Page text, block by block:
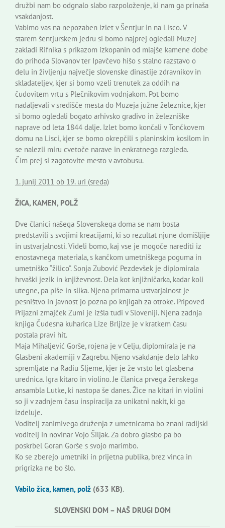
družbi nam bo odgnalo slabo razpoloženje, ki nam ga prinaša
vsakdanjost.
Vabimo vas na nepozaben izlet v Šentjur in na Lisco. V
starem šentjurskem jedru si bomo najprej ogledali Muzej
zakladi Rifnika s prikazom izkopanin od mlajše kamene dobe
do prihoda Slovanov ter Ipavčevo hišo s stalno razstavo o
delu in življenju največje slovenske dinastije zdravnikov in
skladateljev, kjer si bomo vzeli trenutek za oddih na
čudovitem vrtu s Plečnikovim vodnjakom. Pot bomo
nadaljevali v središče mesta do Muzeja južne železnice, kjer
si bomo ogledali bogato arhivsko gradivo in železniške
naprave od leta 1844 dalje. Izlet bomo končali v Tončkovem
domu na Lisci, kjer se bomo okrepčili s planinskim kosilom in
se nalezli miru cvetoče narave in enkratnega razgleda.
Čim prej si zagotovite mesto v avtobusu.
1. junij 2011 ob 19. uri (sreda)
ŽICA, KAMEN, POLŽ
Dve članici našega Slovenskega doma se nam bosta
predstavili s svojimi kreacijami, ki so rezultat njune domišljije
in ustvarjalnosti. Videli bomo, kaj vse je mogoče narediti iz
enostavnega materiala, s kančkom umetniškega poguma in
umetniško “žilico”. Sonja Zubović Pezdevšek je diplomirala
hrvaški jezik in književnost. Dela kot knjižničarka, kadar koli
utegne, pa piše in slika. Njena primarna ustvarjalnost je
pesništvo in javnost jo pozna po knjigah za otroke. Pripoved
Prijazni zmajček Zumi je izšla tudi v Sloveniji. Njena zadnja
knjiga Čudesna kuharica Lize Brljize je v kratkem času
postala pravi hit.
Maja Mihaljević Gorše, rojena je v Celju, diplomirala je na
Glasbeni akademiji v Zagrebu. Njeno vsakdanje delo lahko
spremljate na Radiu Sljeme, kjer je že vrsto let glasbena
urednica. Igra kitaro in violino. Je članica prvega ženskega
ansambla Lutke, ki nastopa še danes. Žice na kitari in violini
so ji v zadnjem času inspiracija za unikatni nakit, ki ga
izdeluje.
Voditelj zanimivega druženja z umetnicama bo znani radijski
voditelj in novinar Vojo Šiljak. Za dobro glasbo pa bo
poskrbel Goran Gorše s svojo marimbo.
Ko se zberejo umetniki in prijetna publika, brez vinca in
prigrizka ne bo šlo.
Vabilo žica, kamen, polž (633 KB).
SLOVENSKI DOM – NAŠ DRUGI DOM